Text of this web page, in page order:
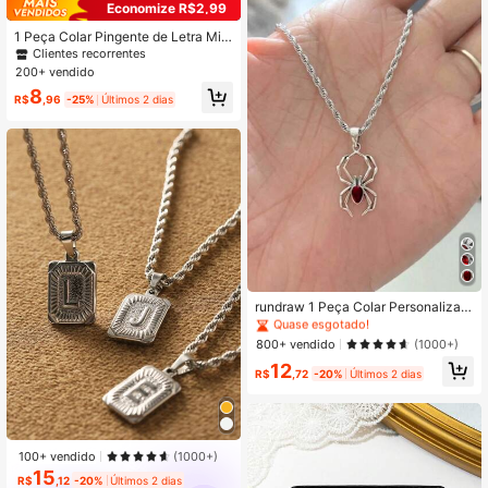
Economize R$2,99
1 Peça Colar Pingente de Letra Mini
malista em Aço Inoxidável para Ho
mens, Adequado para Viagem e Us
o em Fotos
Clientes recorrentes
200+ vendido
R$8 ,96 -25% Últimos 2 dias
100+ vendido (1000+)
R$15 ,12 -20% Últimos 2 dias
rundraw 1 Peça Colar Personalizad
o de Pingente de Aranha Cúbica M
etálica Retrô, Adequado para Festa
s e Uso Diário, Acessório Unissex
Quase esgotado!
#3 Mais Vendido
Quase esgotado!
#3 Mais Vendido
Quase esgotado!
#3 Mais Vendido
em Prata Colares Pingentes Homens
Quase esgotado!
800+ vendido (1000+)
R$12 ,72 -20% Últimos 2 dias